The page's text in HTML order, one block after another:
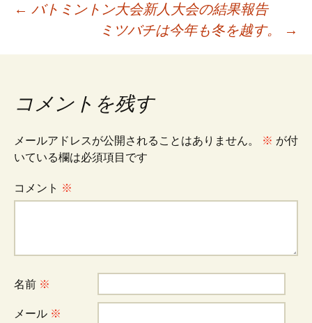
投
稿
ナ
ビ
ゲ
シ
← バトミントン大会新人大会の結果報告
ミツバチは今年も冬を越す。
→
コメントを残す
メールアドレスが公開されることはありません。 ※ が付
いている欄は必須項目です
コメント ※
名前 ※
メール ※